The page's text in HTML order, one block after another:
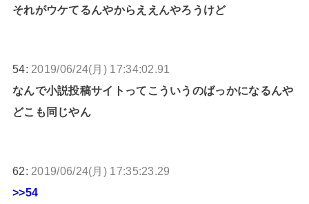
それがウケてるんやからええんやろうけど
54: 2019/06/24(月) 17:34:02.91
なんで小説投稿サイトってこういうのばっかになるんや
どこも同じやん
62: 2019/06/24(月) 17:35:23.29
>>54